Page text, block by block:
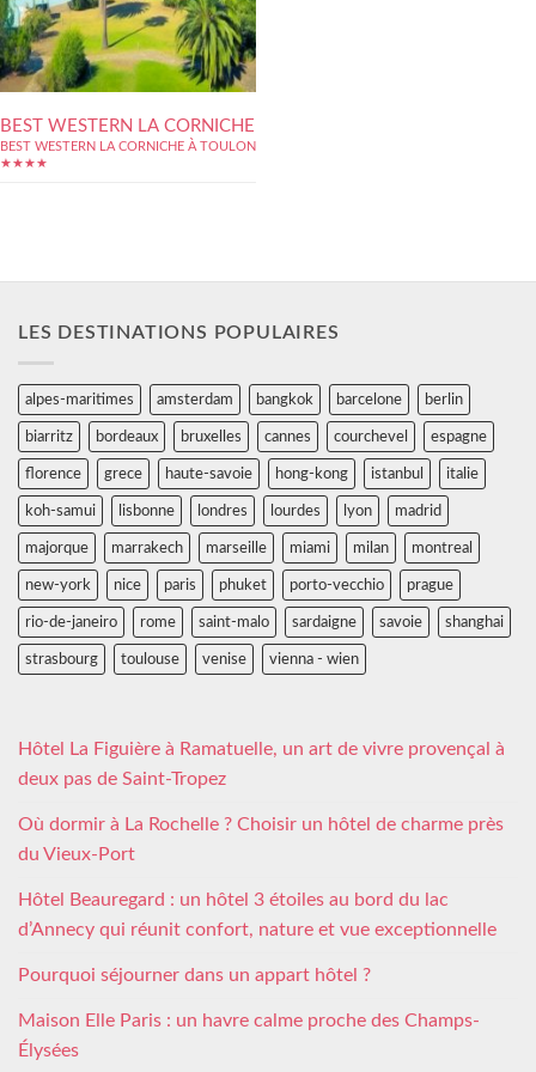
BEST WESTERN LA CORNICHE
BEST WESTERN LA CORNICHE À TOULON
★★★★
LES DESTINATIONS POPULAIRES
alpes-maritimes amsterdam bangkok barcelone berlin
biarritz bordeaux bruxelles cannes courchevel espagne
florence grece haute-savoie hong-kong istanbul italie
koh-samui lisbonne londres lourdes lyon madrid
majorque marrakech marseille miami milan montreal
new-york nice paris phuket porto-vecchio prague
rio-de-janeiro rome saint-malo sardaigne savoie shanghai
strasbourg toulouse venise vienna - wien
Hôtel La Figuière à Ramatuelle, un art de vivre provençal à
deux pas de Saint-Tropez
Où dormir à La Rochelle ? Choisir un hôtel de charme près
du Vieux-Port
Hôtel Beauregard : un hôtel 3 étoiles au bord du lac
d’Annecy qui réunit confort, nature et vue exceptionnelle
Pourquoi séjourner dans un appart hôtel ?
Maison Elle Paris : un havre calme proche des Champs-
Élysées